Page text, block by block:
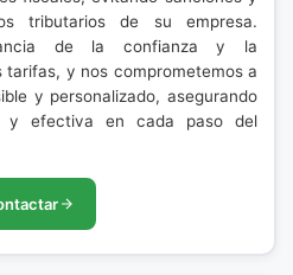
tributarios de su empresa.
de la confianza y la
y nos comprometemos a
y personalizado, asegurando
y efectiva en cada paso del